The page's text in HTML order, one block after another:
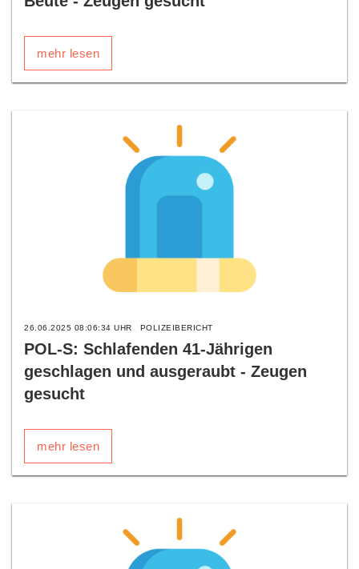
mehr lesen
26.06.2025 08:06:34 UHR POLIZEIBERICHT
POL-S: Schlafenden 41-Jährigen
geschlagen und ausgeraubt - Zeugen
gesucht
mehr lesen